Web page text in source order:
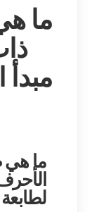
ما
ما هي